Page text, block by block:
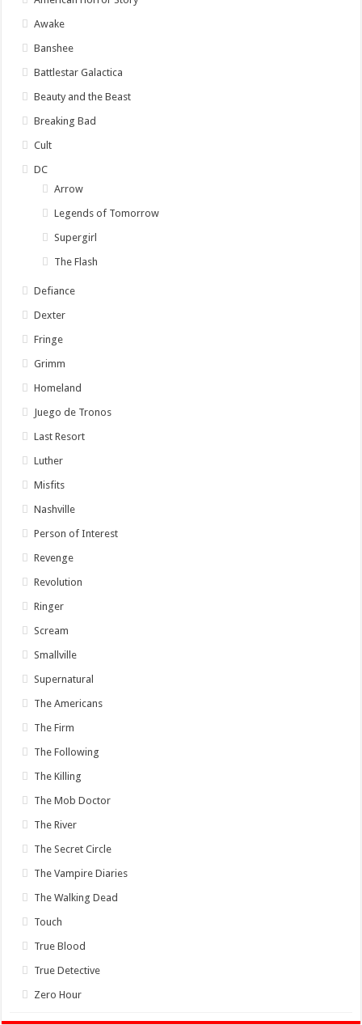
Awake
Banshee
Battlestar Galactica
Beauty and the Beast
Breaking Bad
Cult
DC
Arrow
Legends of Tomorrow
Supergirl
The Flash
Defiance
Dexter
Fringe
Grimm
Homeland
Juego de Tronos
Last Resort
Luther
Misfits
Nashville
Person of Interest
Revenge
Revolution
Ringer
Scream
Smallville
Supernatural
The Americans
The Firm
The Following
The Killing
The Mob Doctor
The River
The Secret Circle
The Vampire Diaries
The Walking Dead
Touch
True Blood
True Detective
Zero Hour